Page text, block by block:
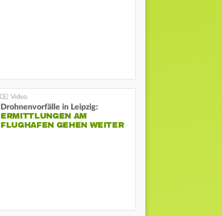
Drohnenvorfälle in Leipzig:
ERMITTLUNGEN AM
FLUGHAFEN GEHEN WEITER